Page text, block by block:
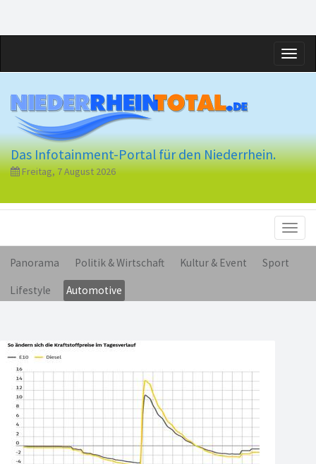
Das Infotainment-Portal für den Niederrhein.
Freitag, 7 August 2026
Panorama Politik & Wirtschaft Kultur & Event Sport
Lifestyle Automotive